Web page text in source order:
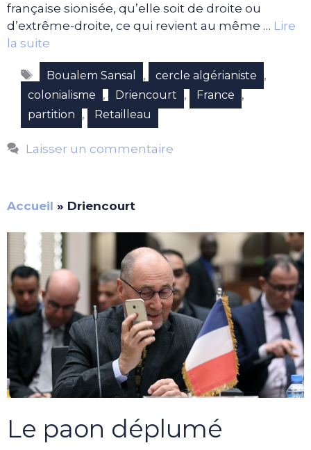
française sionisée, qu’elle soit de droite ou
d’extrême-droite, ce qui revient au même … Lire
la suite
Étiquettes
Boualem Sansal , cercle algérianiste ,
colonialisme , Driencourt , France ,
partition , Retailleau
Laisser un commentaire
Accueil » Driencourt
Le paon déplumé